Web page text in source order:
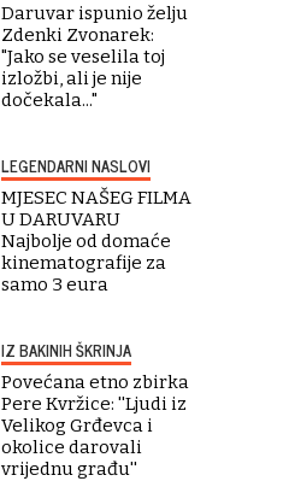
Daruvar ispunio želju
Zdenki Zvonarek:
"Jako se veselila toj
izložbi, ali je nije
dočekala..."
LEGENDARNI NASLOVI
MJESEC NAŠEG FILMA
U DARUVARU
Najbolje od domaće
kinematografije za
samo 3 eura
IZ BAKINIH ŠKRINJA
Povećana etno zbirka
Pere Kvržice: ''Ljudi iz
Velikog Grđevca i
okolice darovali
vrijednu građu''